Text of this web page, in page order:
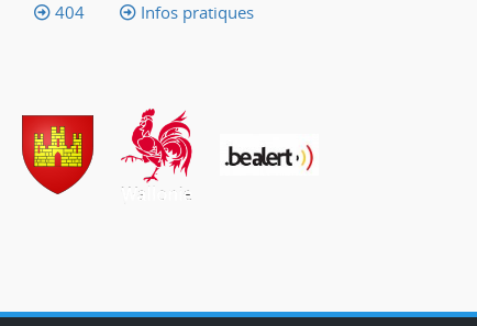
404 Infos pratiques